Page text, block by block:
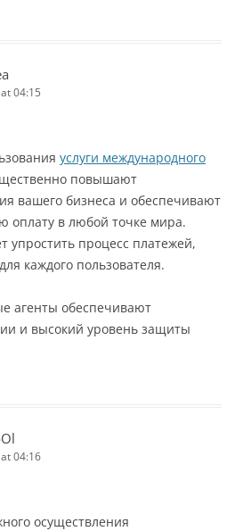
04:15
услуги международного
повышают
вашего бизнеса и обеспечивают
оплату в любой точке мира.
упростить процесс платежей,
каждого пользователя.
агенты обеспечивают
и высокий уровень защиты
04:16
осуществления